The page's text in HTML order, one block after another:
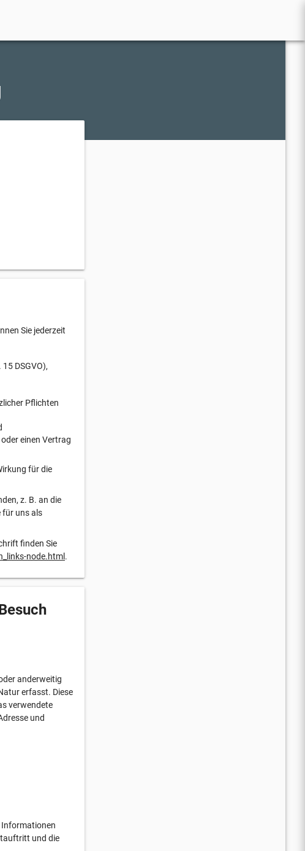
Sie jederzeit
DSGVO),
Pflichten
einen Vertrag
für die
z. B. an die
für uns als
finden Sie
node.html.
anderweitig
erfasst. Diese
verwendete
und
Informationen
und die